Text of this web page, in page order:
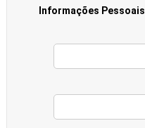
Informações Pessoais